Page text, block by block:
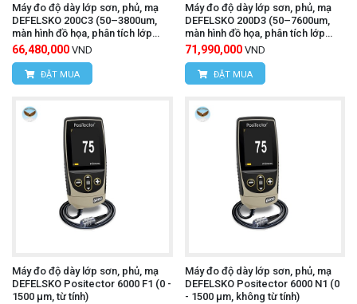
Máy đo độ dày lớp sơn, phủ, mạ
DEFELSKO 200C3 (50–3800um,
màn hình đồ họa, phân tích lớp
phủ)
66,480,000 VND
ĐẶT MUA
Máy đo độ dày lớp sơn, phủ, mạ
DEFELSKO 200D3 (50–7600um,
màn hình đồ họa, phân tích lớp
phủ)
71,990,000 VND
ĐẶT MUA
Máy đo độ dày lớp sơn, phủ, mạ
DEFELSKO Positector 6000 F1 (0 -
1500 µm, từ tính)
Máy đo độ dày lớp sơn, phủ, mạ
DEFELSKO Positector 6000 N1 (0
- 1500 µm, không từ tính)